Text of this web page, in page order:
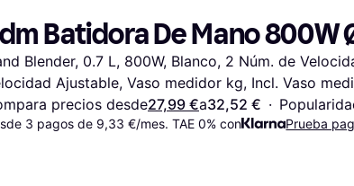
ahora
en 3 plazos
en 30 días
en Apple Pay
Directorio de tiendas
Suscripciones
Invita a un amigo
Saldo
Cuentas de
Cuenta Flex
Depósito a plazo
Shein
Zalando Prive
Zara
JD Sports
Belleza
Ropa
Juguetes
Hogares e Interiores
Audio y Video
Deportes y Aire libre
Informática
Teléfonos
Niños y
Jardín y
Cocina
Batidora De Mano 800W
Blender, 0.7 L, 800W, Blanco, 2 Núm. de
Ajustable, Vaso medidor kg, Incl. Vaso
precios desde27,99 €a32,52 € ·
3 pagos de 9,33 €/mes. TAE 0% con Prueba